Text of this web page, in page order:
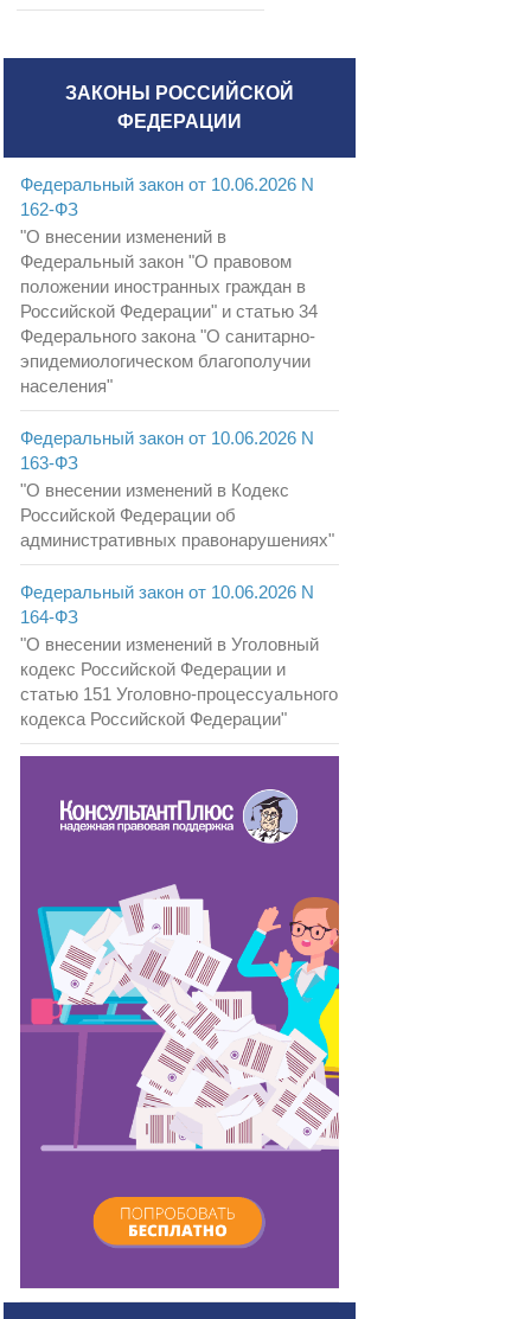
ЗАКОНЫ РОССИЙСКОЙ
ФЕДЕРАЦИИ
Федеральный закон от 10.06.2026 N
162-ФЗ
"О внесении изменений в
Федеральный закон "О правовом
положении иностранных граждан в
Российской Федерации" и статью 34
Федерального закона "О санитарно-
эпидемиологическом благополучии
населения"
Федеральный закон от 10.06.2026 N
163-ФЗ
"О внесении изменений в Кодекс
Российской Федерации об
административных правонарушениях"
Федеральный закон от 10.06.2026 N
164-ФЗ
"О внесении изменений в Уголовный
кодекс Российской Федерации и
статью 151 Уголовно-процессуального
кодекса Российской Федерации"